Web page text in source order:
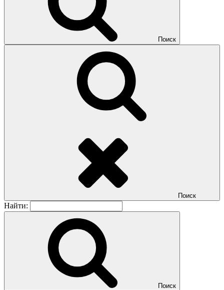
Поиск
Поиск
Найти:
Поиск